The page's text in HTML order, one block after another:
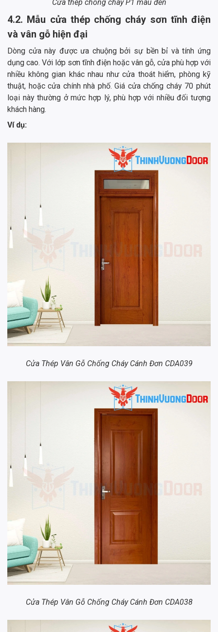
Cửa thép chống cháy P1 màu đen
4.2. Mẫu cửa thép chống cháy sơn tĩnh điện
và vân gỗ hiện đại
Dòng cửa này được ưa chuộng bởi sự bền bỉ và tính ứng
dụng cao. Với lớp sơn tĩnh điện hoặc vân gỗ, cửa phù hợp với
nhiều không gian khác nhau như cửa thoát hiểm, phòng kỹ
thuật, hoặc cửa chính nhà phố. Giá cửa chống cháy 70 phút
loại này thường ở mức hợp lý, phù hợp với nhiều đối tượng
khách hàng.
Ví dụ:
Cửa Thép Vân Gỗ Chống Cháy Cánh Đơn CDA039
Cửa Thép Vân Gỗ Chống Cháy Cánh Đơn CDA038